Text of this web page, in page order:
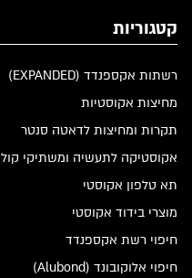
קטגוריות
רשתות אקספנדד (EXPANDED)
מחיצות אקוסטיות
תקרות ומחיצות לדאטה סנטר
אקוסטיקה לתעשיה ומשתיקי קול
תא טלפון אקוסטי
מוצרי בידוד אקוסטי
חיפוי רשת אקספנדד
חיפוי אלוקובונד (Alubond)